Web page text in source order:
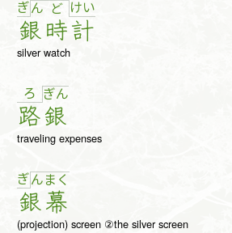
ぎん
銀
ど
時
けい
計
silver watch
ろ
路
ぎん
銀
traveling expenses
ぎん
銀
ま く
幕
(projection) screen ②the silver screen